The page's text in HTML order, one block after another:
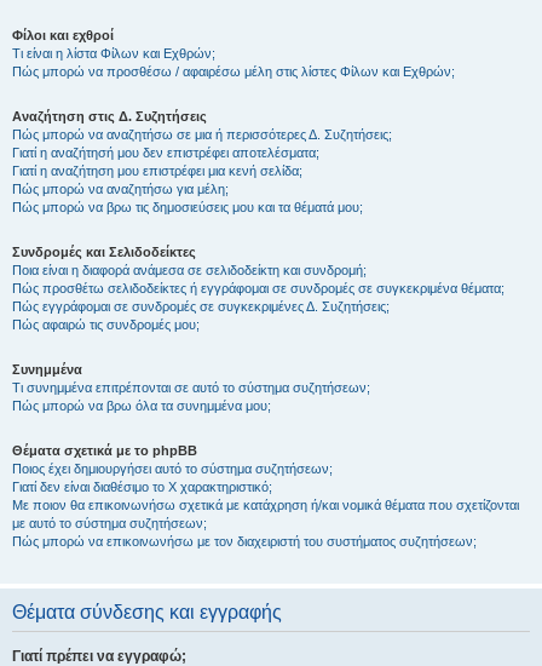
Φίλοι και εχθροί
Τι είναι η λίστα Φίλων και Εχθρών;
Πώς μπορώ να προσθέσω / αφαιρέσω μέλη στις λίστες Φίλων και Εχθρών;
Αναζήτηση στις Δ. Συζητήσεις
Πώς μπορώ να αναζητήσω σε μια ή περισσότερες Δ. Συζητήσεις;
Γιατί η αναζήτησή μου δεν επιστρέφει αποτελέσματα;
Γιατί η αναζήτηση μου επιστρέφει μια κενή σελίδα;
Πώς μπορώ να αναζητήσω για μέλη;
Πώς μπορώ να βρω τις δημοσιεύσεις μου και τα θέματά μου;
Συνδρομές και Σελιδοδείκτες
Ποια είναι η διαφορά ανάμεσα σε σελιδοδείκτη και συνδρομή;
Πώς προσθέτω σελιδοδείκτες ή εγγράφομαι σε συνδρομές σε συγκεκριμένα θέματα;
Πώς εγγράφομαι σε συνδρομές σε συγκεκριμένες Δ. Συζητήσεις;
Πώς αφαιρώ τις συνδρομές μου;
Συνημμένα
Τι συνημμένα επιτρέπονται σε αυτό το σύστημα συζητήσεων;
Πώς μπορώ να βρω όλα τα συνημμένα μου;
Θέματα σχετικά με το phpBB
Ποιος έχει δημιουργήσει αυτό το σύστημα συζητήσεων;
Γιατί δεν είναι διαθέσιμο το Χ χαρακτηριστικό;
Με ποιον θα επικοινωνήσω σχετικά με κατάχρηση ή/και νομικά θέματα που σχετίζονται
με αυτό το σύστημα συζητήσεων;
Πώς μπορώ να επικοινωνήσω με τον διαχειριστή του συστήματος συζητήσεων;
Θέματα σύνδεσης και εγγραφής
Γιατί πρέπει να εγγραφώ;